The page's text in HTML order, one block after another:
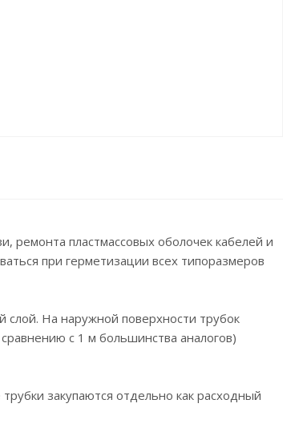
ремонта пластмассовых оболочек кабелей и
при герметизации всех типоразмеров
На наружной поверхности трубок
с 1 м большинства аналогов)
закупаются отдельно как расходный